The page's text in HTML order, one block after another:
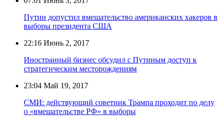
Путин допустил вмешательство американских хакеров в
выборы президента США
22:16 Июнь 2, 2017
Иностранный бизнес обсудил с Путиным доступ к
стратегическим месторождениям
23:04 Май 19, 2017
СМИ: действующий советник Трампа проходит по делу
о «вмешательстве РФ» в выборы